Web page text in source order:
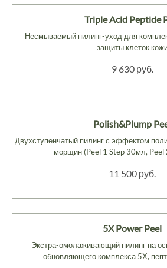
Triple Acid Peptide
Несмываемый пилинг-уход для
защиты клеток
9 630 руб.
Polish&Plump
Двухступенчатый пилинг с эффектом
морщин (Peel 1 Step 30мл, Peel
11 500 руб.
5X Power Peel
Экстра-омолаживающий пилинг на
обновляющего комплекса 5Х,